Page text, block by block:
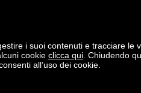
i suoi contenuti e tracciare le
cookie clicca qui . Chiudendo
all’uso dei cookie.